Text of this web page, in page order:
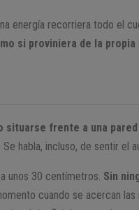
energía recorriera todo el
si proviniera de la
situarse frente a una pared
habla, incluso, de sentir el
unos 30 centímetros. Sin
cuando se acercan las